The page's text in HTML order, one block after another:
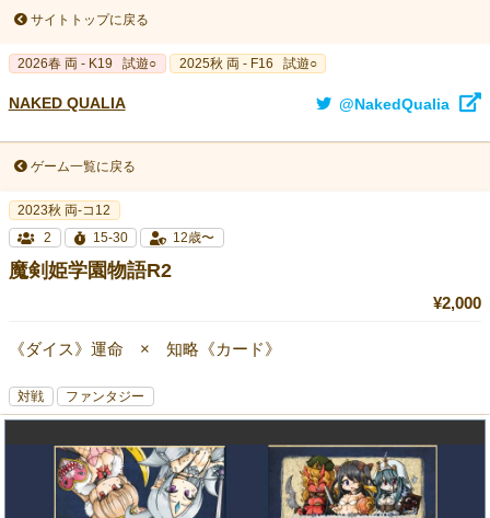
サイトトップに戻る
2026春 両 - K19 試遊○ 2025秋 両 - F16 試遊○
NAKED QUALIA @NakedQualia
ゲーム一覧に戻る
2023秋 両-コ12
2
15-30 12歳〜
魔剣姫学園物語R2
¥2,000
《ダイス》運命 × 知略《カード》
対戦 ファンタジー